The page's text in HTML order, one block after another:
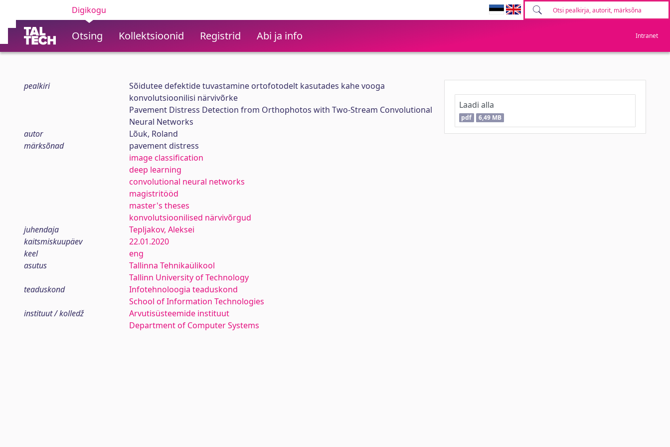
Digikogu
Otsing Kollektsioonid Registrid Abi ja info Intranet
pealkiri
Sõidutee defektide tuvastamine ortofotodelt kasutades kahe vooga
konvolutsioonilisi närvivõrke
Pavement Distress Detection from Orthophotos with Two-Stream Convolutional
Neural Networks
autor
Lõuk, Roland
märksõnad
pavement distress
image classification
deep learning
convolutional neural networks
magistritööd
master's theses
konvolutsioonilised närvivõrgud
juhendaja
Tepljakov, Aleksei
kaitsmiskuupäev
22.01.2020
keel
eng
asutus
Tallinna Tehnikaülikool
Tallinn University of Technology
teaduskond
Infotehnoloogia teaduskond
School of Information Technologies
instituut / kolledž
Arvutisüsteemide instituut
Department of Computer Systems
Laadi alla
pdf 6,49 MB